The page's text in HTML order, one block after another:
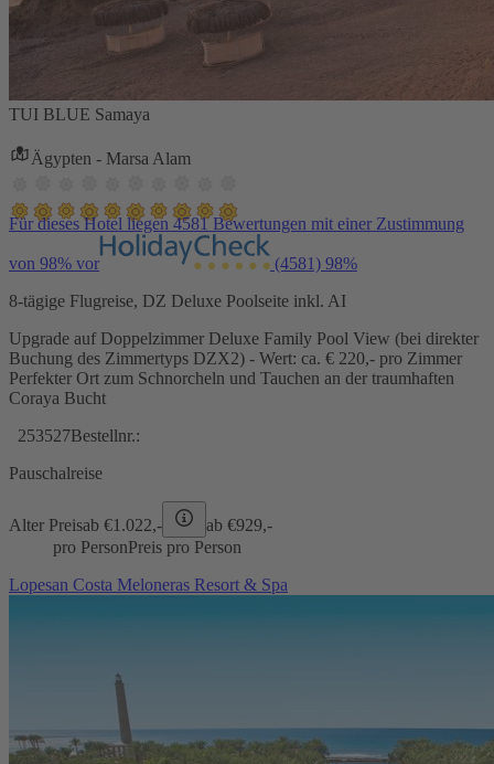
TUI BLUE Samaya
Ägypten - Marsa Alam
Für dieses Hotel liegen 4581 Bewertungen mit einer Zustimmung
von 98% vor (4581) 98%
8-tägige Flugreise, DZ Deluxe Poolseite inkl. AI
Upgrade auf Doppelzimmer Deluxe Family Pool View (bei direkter
Buchung des Zimmertyps DZX2) - Wert: ca. € 220,- pro Zimmer
Perfekter Ort zum Schnorcheln und Tauchen an der traumhaften
Coraya Bucht
253527Bestellnr.:
Pauschalreise
Alter Preisab €1.022,- ab €929,-
pro PersonPreis pro Person
Lopesan Costa Meloneras Resort & Spa